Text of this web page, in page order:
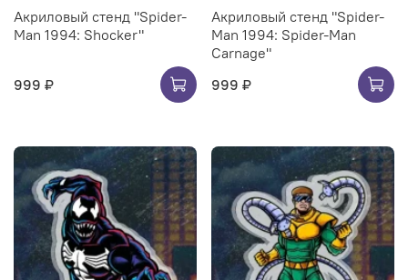
Акриловый стенд "Spider-
Man 1994: Shocker"
999 ₽
Акриловый стенд "Spider-
Man 1994: Spider-Man
Carnage"
999 ₽